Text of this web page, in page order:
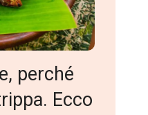
perché
Ecco